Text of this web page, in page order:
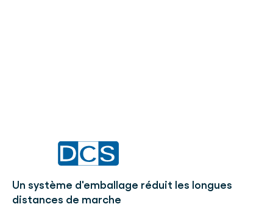
Un système d'emballage réduit les longues
distances de marche